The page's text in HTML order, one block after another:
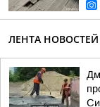
ЛЕНТА НОВОСТЕЙ